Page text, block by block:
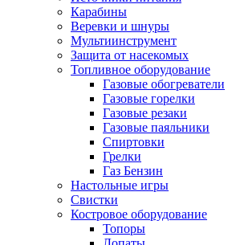
Карабины
Веревки и шнуры
Мультиинструмент
Защита от насекомых
Топливное оборудование
Газовые обогреватели
Газовые горелки
Газовые резаки
Газовые паяльники
Спиртовки
Грелки
Газ Бензин
Настольные игры
Свистки
Костровое оборудование
Топоры